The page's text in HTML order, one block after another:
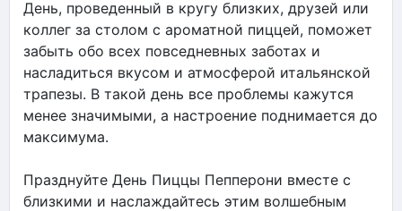
День, проведенный в кругу близких, друзей или
коллег за столом с ароматной пиццей, поможет
забыть обо всех повседневных заботах и
насладиться вкусом и атмосферой итальянской
трапезы. В такой день все проблемы кажутся
менее значимыми, а настроение поднимается до
максимума.
Празднуйте День Пиццы Пепперони вместе с
близкими и наслаждайтесь этим волшебным